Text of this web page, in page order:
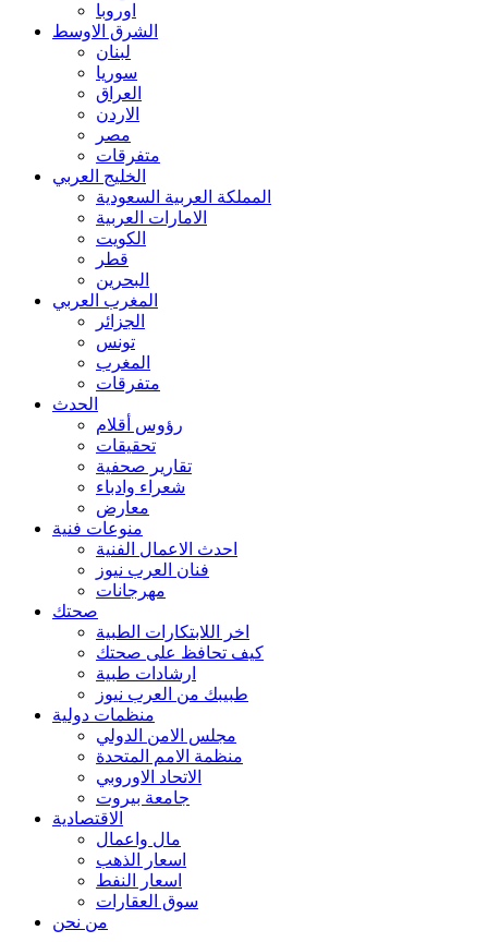
اوروبا
الشرق الاوسط
لبنان
سوريا
العراق
الاردن
مصر
متفرقات
الخليج العربي
المملكة العربية السعودية
الامارات العربية
الكويت
قطر
البحرين
المغرب العربي
الجزائر
تونس
المغرب
متفرقات
الحدث
رؤوس أقلام
تحقيقات
تقارير صحفية
شعراء وادباء
معارض
منوعات فنية
احدث الاعمال الفنية
فنان العرب نيوز
مهرجانات
صحتك
اخر اللابتكارات الطبية
كيف تحافظ على صحتك
ارشادات طبية
طبيبك من العرب نيوز
منظمات دولية
مجلس الامن الدولي
منظمة الامم المتحدة
الاتحاد الاوروبي
جامعة بيروت
الاقتصادية
مال واعمال
اسعار الذهب
اسعار النفط
سوق العقارات
من نحن